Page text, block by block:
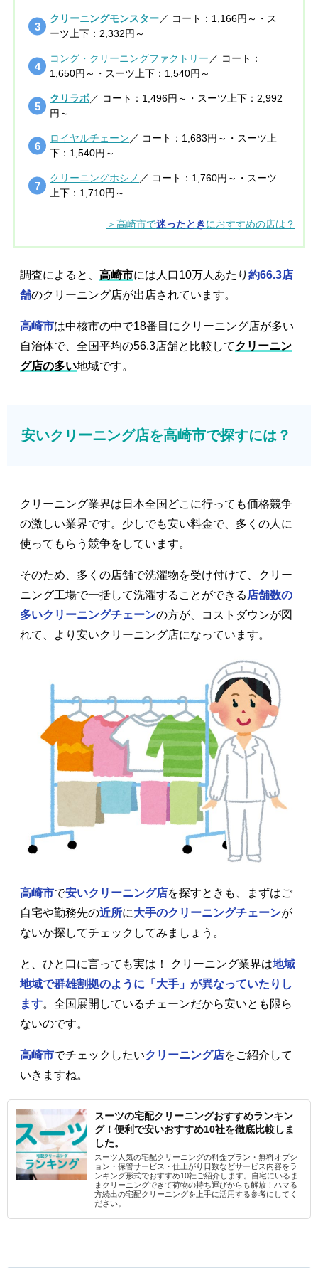
クリーニングモンスター／ コート：1,166円～・ス
ーツ上下：2,332円～
コング・クリーニングファクトリー ／ コート：
1,650円～・スーツ上下：1,540円～
クリラボ／ コート：1,496円～・スーツ上下：2,992
円～
ロイヤルチェーン ／ コート：1,683円～・スーツ上
下：1,540円～
クリーニングホシノ ／ コート：1,760円～・スーツ
上下：1,710円～
＞高崎市で迷ったとき におすすめの店は？
調査によると、 高崎市には人口10万人あたり 約66.3店
舗のクリーニング店が出店されています。
高崎市は中核市の中で18番目にクリーニング店が多い
自治体で、全国平均の56.3店舗と比較してクリーニン
グ店の多い地域です。
安いクリーニング店を高崎市で探すには？
クリーニング業界は日本全国どこに行っても価格競争
の激しい業界です。少しでも安い料金で、多くの人に
使ってもらう競争をしています。
そのため、多くの店舗で洗濯物を受け付けて、クリー
ニング工場で一括して洗濯することができる 店舗数の
多いクリーニングチェーンの方が、コストダウンが図
れて、より安いクリーニング店になっています。
高崎市で安いクリーニング店を探すときも、まずはご
自宅や勤務先の近所に大手のクリーニングチェーンが
ないか探してチェックしてみましょう。
と、ひと口に言っても実は！ クリーニング業界は地域
地域で群雄割拠のように「大手」が異なっていたりし
ます。全国展開しているチェーンだから安いとも限ら
ないのです。
高崎市でチェックしたいクリーニング店をご紹介して
いきますね。
スーツの宅配クリーニングおすすめランキン
グ！便利で安いおすすめ10社を徹底比較しま
した。
スーツ人気の宅配クリーニングの料金プラン・無料オプシ
ョン・保管サービス・仕上がり日数などサービス内容をラ
ンキング形式でおすすめ10社ご紹介します。自宅にいるま
まクリーニングできて荷物の持ち運びからも解放！ハマる
方続出の宅配クリーニングを上手に活用する参考にしてく
ださい。